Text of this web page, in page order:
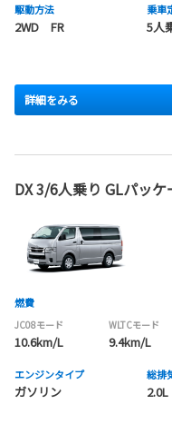
駆動方法
2WD FR
乗車
5人
詳細をみる
DX 3/6人乗り GLパッケ
燃費
JC08モード
10.6km/L
WLTCモード
9.4km/L
エンジンタイプ
ガソリン
総排
2.0L